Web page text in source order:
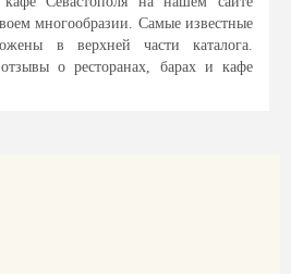
многообразии. Самые известные
в верхней части каталога.
о ресторанах, барах и кафе